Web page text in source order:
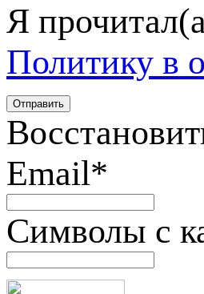
Я
Политику в
Email*
Символы с